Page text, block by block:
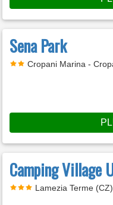
Sena Park
Cropani Marina -
Camping Village
Lamezia Terme (CZ)